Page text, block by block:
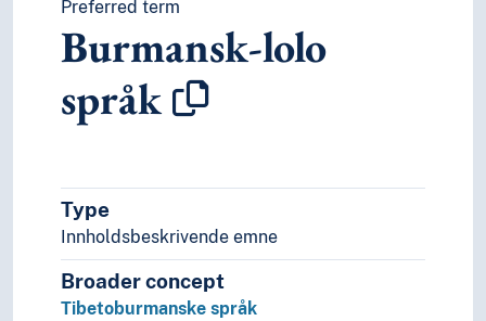
Tai språk
Ugrupperte språk
Viet-muong språk
Substrat
Språkevnen
Språkkultur
Tid i enheter, stadier og perioder
Preferred term
Burmansk-lolo
språk
Type
Innholdsbeskrivende emne
Broader concept
Tibetoburmanske språk